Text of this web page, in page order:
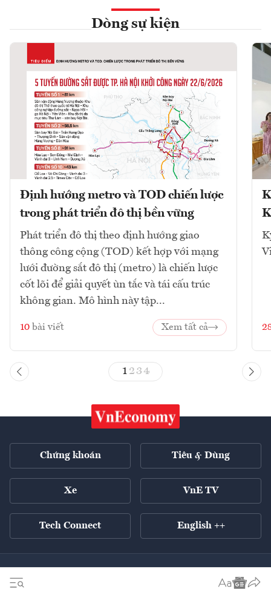
Dòng sự kiện
Định hướng metro và TOD chiến lược
trong phát triển đô thị bền vững
Phát triển đô thị theo định hướng giao
thông công cộng (TOD) kết hợp với mạng
lưới đường sắt đô thị (metro) là chiến lược
cốt lõi để giải quyết ùn tắc và tái cấu trúc
không gian. Mô hình này tập...
10 bài viết Xem tất cả
1 23 4
Chứng khoán Tiêu & Dùng
Xe VnE TV
Tech Connect English ++